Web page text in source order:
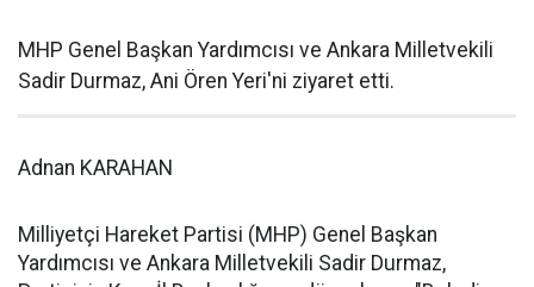
MHP Genel Başkan Yardımcısı ve Ankara Milletvekili
Sadir Durmaz, Ani Ören Yeri'ni ziyaret etti.
Adnan KARAHAN
Milliyetçi Hareket Partisi (MHP) Genel Başkan
Yardımcısı ve Ankara Milletvekili Sadir Durmaz,